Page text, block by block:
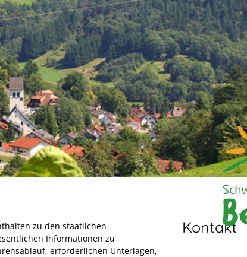
zu den staatlichen
Informationen zu
erforderlichen Unterlagen,
Kontakt